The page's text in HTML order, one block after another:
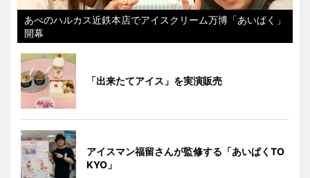
あべのハルカス近鉄本店でアイスクリーム万博「あいぱく」
開幕
「出来たてアイス」を実演販売
アイスマン福留さんが監修する「あいぱくTO
KYO」